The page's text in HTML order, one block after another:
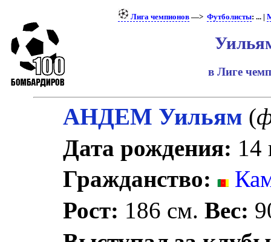
Лига чемпионов—> Футболисты: ... |
в Лиге
АНДЕМ Уильям (
Дата рождения: 14
Гражданство:
Рост: 186 см.Вес: